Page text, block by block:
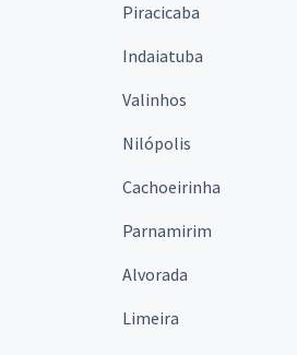
Piracicaba
Indaiatuba
Valinhos
Nilópolis
Cachoeirinha
Parnamirim
Alvorada
Limeira